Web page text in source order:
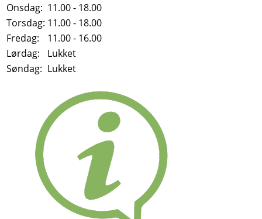
Onsdag: 11.00 - 18.00
Torsdag: 11.00 - 18.00
Fredag:
11.00 - 16.00
Lørdag:
Lukket
Søndag: Lukket